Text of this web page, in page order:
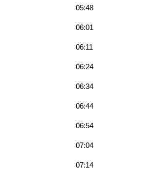
05:48
06:01
06:11
06:24
06:34
06:44
06:54
07:04
07:14